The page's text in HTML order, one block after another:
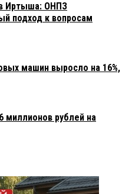
Иртыша: ОНПЗ
подход к вопросам
машин выросло на 16%,
миллионов рублей на